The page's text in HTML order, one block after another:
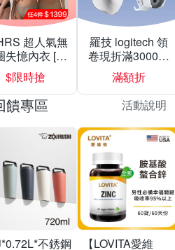
超人氣無
失憶內衣 [熱
銷好評]
$限時搶
羅技 logitech 領
卷現折滿3000折
300
滿額折
饋專區 活動說明
不銹鋼
【LOVITA愛維